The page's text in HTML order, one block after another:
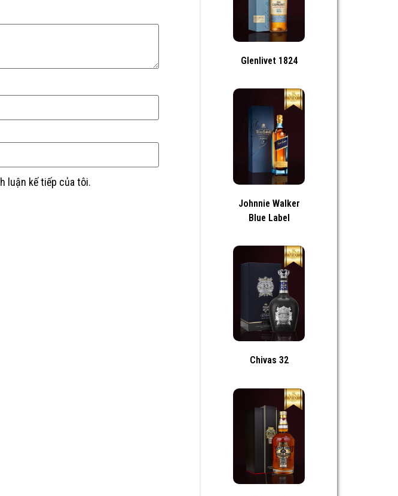
luận kế tiếp của tôi.
Glenlivet 1824
Johnnie Walker
Blue Label
Chivas 32